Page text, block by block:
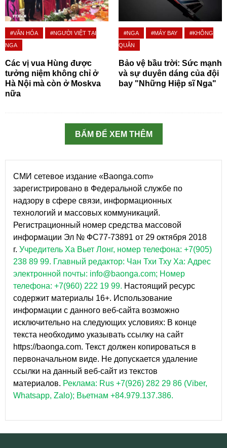
#VĂN HÓA
#NGƯỜI VIỆT TẠI
NGA
Các vị vua Hùng được
tưởng niệm không chỉ ở
Hà Nội mà còn ở Moskva
nữa
#NGA #MÁY BAY
#KHÔNG
QUÂN
Bảo vệ bầu trời: Sức mạnh
và sự duyên dáng của đội
bay "Những Hiệp sĩ Nga"
BẤM ĐỂ XEM THÊM
СМИ сетевое издание «Baonga.com»
зарегистрировано в Федеральной службе по
надзору в сфере связи, информационных
технологий и массовых коммуникаций.
Регистрационный номер средства массовой
информации Эл № ФС77-73891 от 29 октября 2018
г. Учредитель Ха Вьет Лонг, номер телефона: +7(905)
238 89 99. Главный редактор: Чан Тхи Тху Ха: Адрес
электронной почты: info@baonga.com; Номер
телефона: +7(960) 222 19 99. Настоящий ресурс
содержит материалы 16+. Использование
информации с данного веб-сайта возможно
исключительно на следующих условиях: В конце
текста необходимо указывать ссылку на сайт
https://baonga.com. Текст должен копироваться в
первоначальном виде. Не допускается удаление
ссылки на данный веб-сайт из текстов
материалов. Реклама: Rus +7(926) 282 29 86 (Viber,
Whatsapp, Zalo); Вьетнам +84.979.137.386.